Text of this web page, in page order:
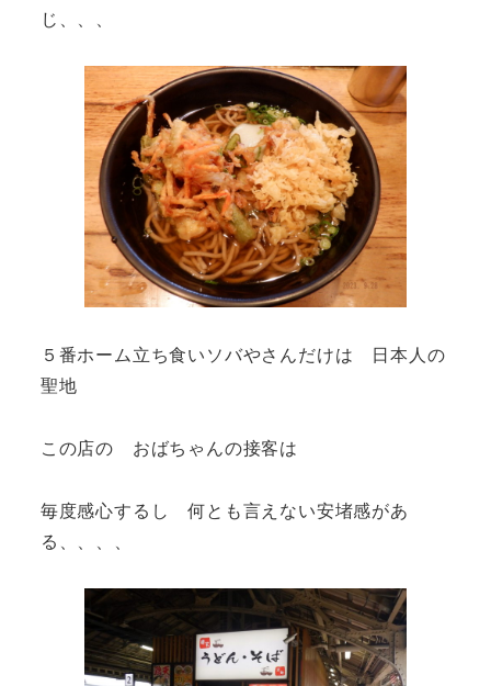
じ、、、
５番ホーム立ち食いソバやさんだけは 日本人の
聖地
この店の おばちゃんの接客は
毎度感心するし 何とも言えない安堵感があ
る、、、、